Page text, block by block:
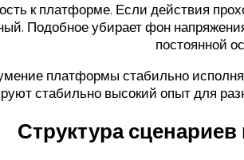
к платформе. Если действия
Подобное убирает фон
постоянной
платформы стабильно
стабильно высокий опыт для
Структура